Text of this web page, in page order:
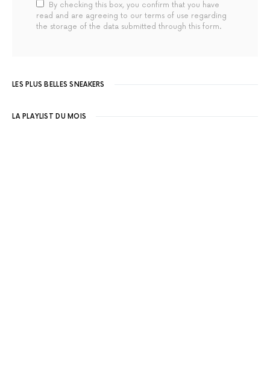
By checking this box, you confirm that you have
read and are agreeing to our terms of use regarding
the storage of the data submitted through this form.
LES PLUS BELLES SNEAKERS
LA PLAYLIST DU MOIS